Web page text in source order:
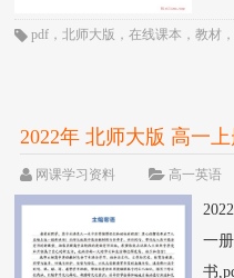
pdf ，北师大版 ，在线课本 ，教材
2022年 北师大版 高一
高清
网课学习资料 高一英语
一
书